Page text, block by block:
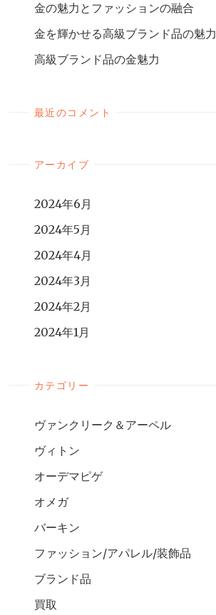
金の魅力とファッションの融合
金を輝かせる高級ブランド品の魅力
高級ブランド品の金魅力
最近のコメント
アーカイブ
2024年6月
2024年5月
2024年4月
2024年3月
2024年2月
2024年1月
カテゴリー
ヴァンクリーク＆アーペル
ヴィトン
オーデマピゲ
オメガ
バーキン
ファッション/アパレル/装飾品
ブランド品
買取